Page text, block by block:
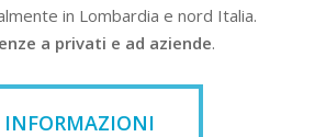
in Lombardia e nord Italia.
a privati e ad aziende.
INFORMAZIONI